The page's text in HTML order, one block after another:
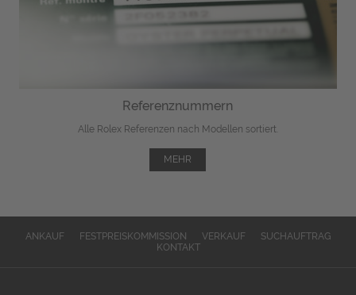
Referenznummern
Alle Rolex Referenzen nach Modellen sortiert.
MEHR
ANKAUF FESTPREISKOMMISSION VERKAUF
SUCHAUFTRAG
KONTAKT